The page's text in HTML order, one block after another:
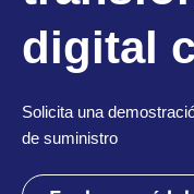
digital
Solicita una
de suministro